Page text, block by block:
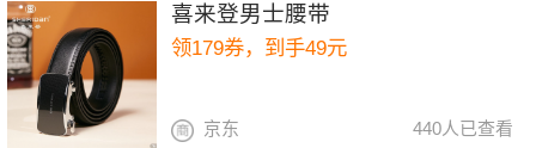
喜来登男士腰带
领179券，到手49元
440人已查看
京东